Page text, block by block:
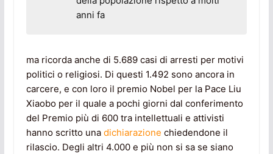
anni fa
ma ricorda anche di 5.689 casi di arresti per motivi
politici o religiosi. Di questi 1.492 sono ancora in
carcere, e con loro il premio Nobel per la Pace Liu
Xiaobo per il quale a pochi giorni dal conferimento
del Premio più di 600 tra intellettuali e attivisti
hanno scritto una dichiarazione chiedendone il
rilascio. Degli altri 4.000 e più non si sa se siano